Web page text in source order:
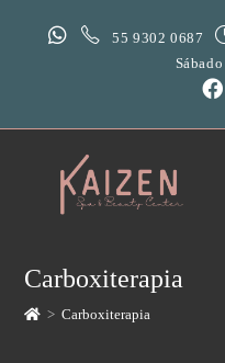
55 9302 0687
Carboxiterapia
> Carboxiterapia